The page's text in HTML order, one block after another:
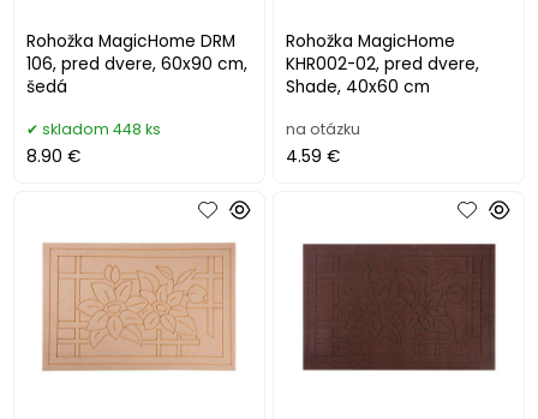
Rohožka MagicHome DRM
106, pred dvere, 60x90 cm,
šedá
skladom 448 ks
8.90 €
Rohožka MagicHome
KHR002-02, pred dvere,
Shade, 40x60 cm
na otázku
4.59 €